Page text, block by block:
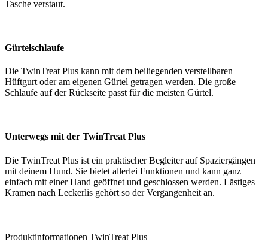
Tasche verstaut.
Gürtelschlaufe
Die TwinTreat Plus kann mit dem beiliegenden verstellbaren
Hüftgurt oder am eigenen Gürtel getragen werden. Die große
Schlaufe auf der Rückseite passt für die meisten Gürtel.
Unterwegs mit der TwinTreat Plus
Die TwinTreat Plus ist ein praktischer Begleiter auf Spaziergängen
mit deinem Hund. Sie bietet allerlei Funktionen und kann ganz
einfach mit einer Hand geöffnet und geschlossen werden. Lästiges
Kramen nach Leckerlis gehört so der Vergangenheit an.
Produktinformationen TwinTreat Plus